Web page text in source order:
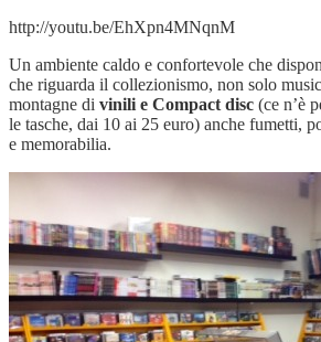
http://youtu.be/EhXpn4MNqnM
Un ambiente caldo e confortevole che
che riguarda il collezionismo, non solo
montagne di vinili e Compact disc (ce n’è
le tasche, dai 10 ai 25 euro) anche fumetti,
e memorabilia.